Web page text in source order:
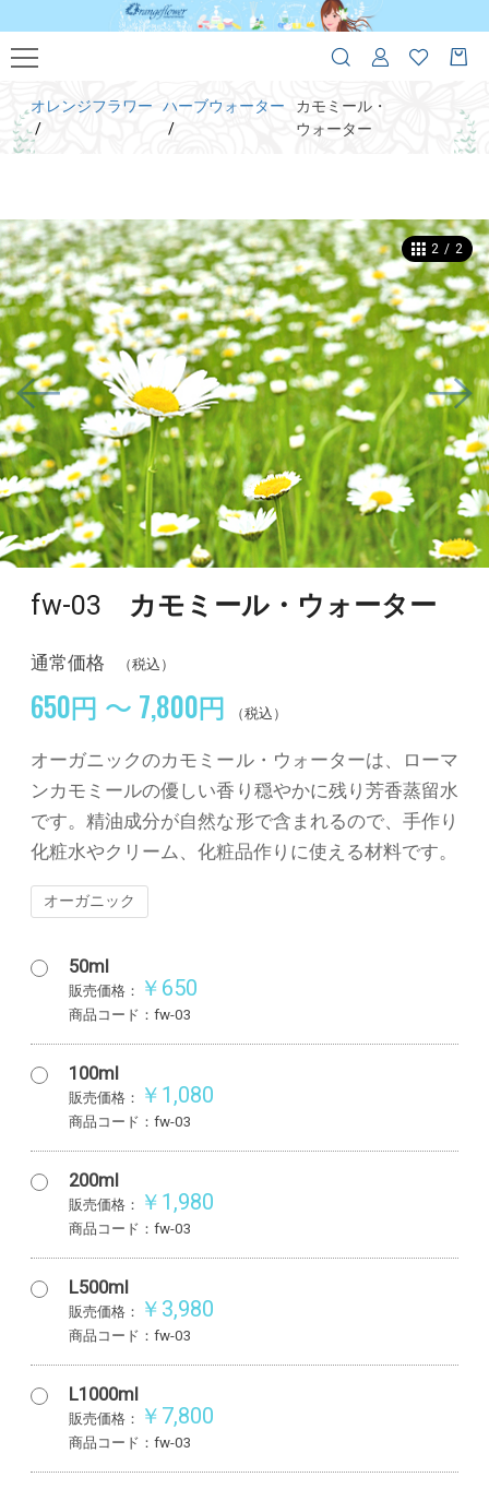
オレンジフラワー ハーブウォーター
カモミール・
ウォーター
1 / 2
fw-03 カモミール・ウォーター
通常価格 （税込）
650円 ～ 7,800円 （税込）
オーガニックのカモミール・ウォーターは、ローマ
ンカモミールの優しい香り穏やかに残り芳香蒸留水
です。精油成分が自然な形で含まれるので、手作り
化粧水やクリーム、化粧品作りに使える材料です。
オーガニック
50ml
販売価格： ￥650
商品コード：fw-03
100ml
販売価格： ￥1,080
商品コード：fw-03
200ml
販売価格： ￥1,980
商品コード：fw-03
L500ml
販売価格： ￥3,980
商品コード：fw-03
L1000ml
販売価格： ￥7,800
商品コード：fw-03